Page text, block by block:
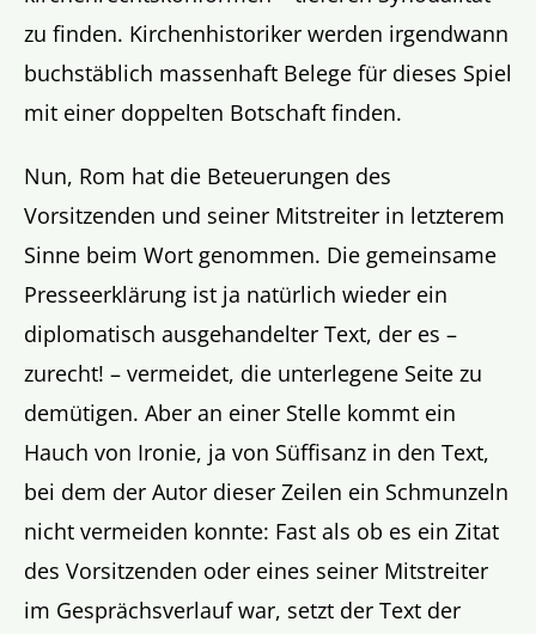
zu finden. Kirchenhistoriker werden irgendwann
buchstäblich massenhaft Belege für dieses Spiel
mit einer doppelten Botschaft finden.
Nun, Rom hat die Beteuerungen des
Vorsitzenden und seiner Mitstreiter in letzterem
Sinne beim Wort genommen. Die gemeinsame
Presseerklärung ist ja natürlich wieder ein
diplomatisch ausgehandelter Text, der es –
zurecht! – vermeidet, die unterlegene Seite zu
demütigen. Aber an einer Stelle kommt ein
Hauch von Ironie, ja von Süffisanz in den Text,
bei dem der Autor dieser Zeilen ein Schmunzeln
nicht vermeiden konnte: Fast als ob es ein Zitat
des Vorsitzenden oder eines seiner Mitstreiter
im Gesprächsverlauf war, setzt der Text der